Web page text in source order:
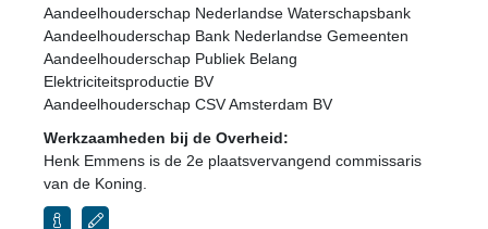
Aandeelhouderschap Nederlandse Waterschapsbank
Aandeelhouderschap Bank Nederlandse Gemeenten
Aandeelhouderschap Publiek Belang
Elektriciteitsproductie BV
Aandeelhouderschap CSV Amsterdam BV
Werkzaamheden bij de Overheid:
Henk Emmens is de 2e plaatsvervangend commissaris
van de Koning.